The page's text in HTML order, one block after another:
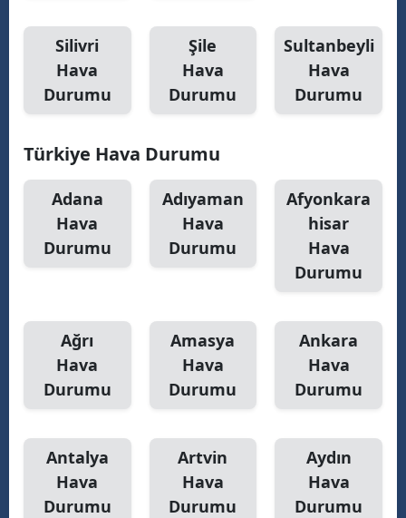
Silivri
Hava
Durumu
Şile
Hava
Durumu
Sultanbeyli
Hava
Durumu
Türkiye Hava Durumu
Adana
Hava
Durumu
Adıyaman
Hava
Durumu
Afyonkara
hisar
Hava
Durumu
Ağrı
Hava
Durumu
Amasya
Hava
Durumu
Ankara
Hava
Durumu
Antalya
Hava
Durumu
Artvin
Hava
Durumu
Aydın
Hava
Durumu